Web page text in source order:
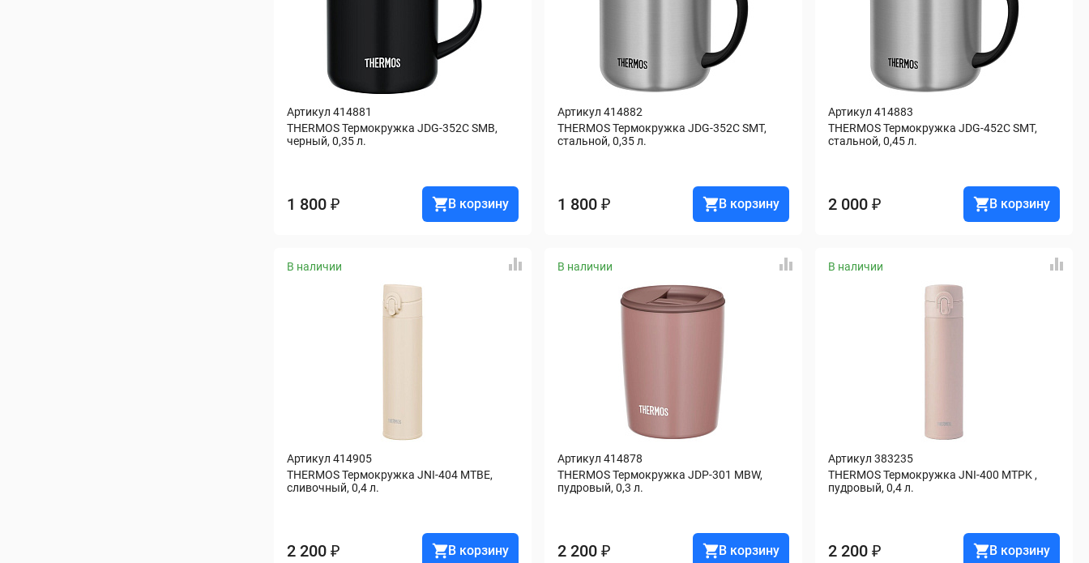
Артикул 414881
THERMOS Термокружка JDG-352C SMB,
черный, 0,35 л.
1 800 ₽ В корзину
Артикул 414882
THERMOS Термокружка JDG-352C SMT,
стальной, 0,35 л.
1 800 ₽ В корзину
Артикул 414883
THERMOS Термокружка JDG-452C SMT,
стальной, 0,45 л.
2 000 ₽ В корзину
В наличии
Артикул 414905
THERMOS Термокружка JNI-404 MTBE,
сливочный, 0,4 л.
2 200 ₽ В корзину
В наличии
Артикул 414878
THERMOS Термокружка JDP-301 MBW,
пудровый, 0,3 л.
2 200 ₽ В корзину
В наличии
Артикул 383235
THERMOS Термокружка JNI-400 MTPK ,
пудровый, 0,4 л.
2 200 ₽ В корзину